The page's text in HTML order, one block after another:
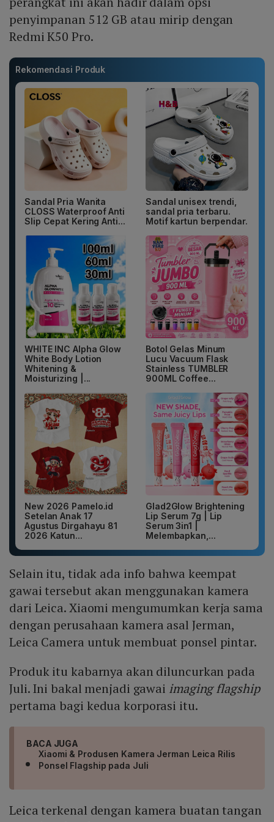
penyimpanan 512 GB atau mirip dengan
Redmi K50 Pro.
Rekomendasi Produk
Sandal Pria Wanita
CLOSS Waterproof Anti
Slip Cepat Kering Anti...
Sandal unisex trendi,
sandal pria terbaru.
Motif kartun berpendar.
WHITE INC Alpha Glow
White Body Lotion
Whitening &
Moisturizing |...
Botol Gelas Minum
Lucu Vacuum Flask
Stainless TUMBLER
900ML Coffee...
New 2026 Pamelo.id
Setelan Anak 17
Agustus Dirgahayu 81
2026 Katun...
Glad2Glow Brightening
Lip Serum 7g | Lip
Serum 3in1 |
Melembapkan,...
Selain itu, tidak ada info bahwa keempat
gawai tersebut akan menggunakan kamera
dari Leica. Xiaomi mengumumkan kerja sama
dengan perusahaan kamera asal Jerman,
Leica Camera untuk membuat ponsel pintar.
Produk itu kabarnya akan diluncurkan pada
Juli. Ini bakal menjadi gawai imaging flagship
pertama bagi kedua korporasi itu.
BACA JUGA
Xiaomi & Produsen Kamera Jerman Leica Rilis
Ponsel Flagship pada Juli
Leica terkenal dengan kamera buatan tangan